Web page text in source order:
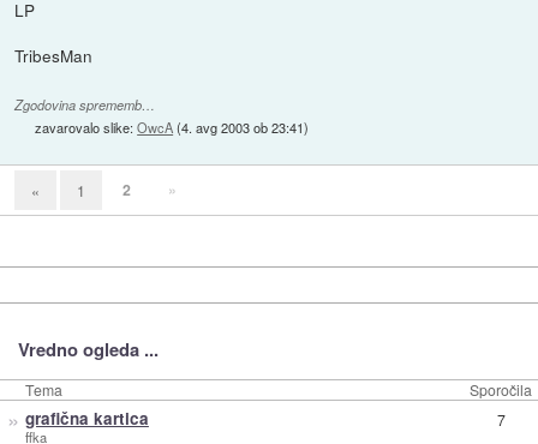
LP
TribesMan
Zgodovina sprememb…
zavarovalo slike:OwcA(4. avg 2003 ob 23:41)
« 1 2 »
Vredno ogleda ...
Tema Sporočila
» grafična kartica
ffka
7